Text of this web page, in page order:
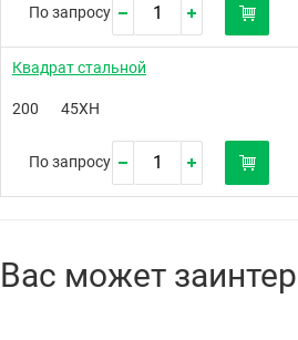
По запросу
Квадрат стальной
200 45ХН
По запросу
Вас может